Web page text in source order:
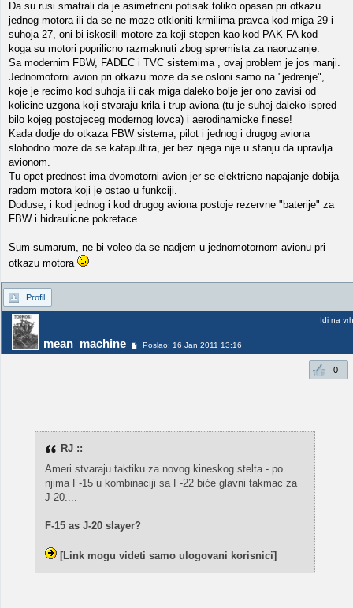
Da su rusi smatrali da je asimetricni potisak toliko opasan pri otkazu
jednog motora ili da se ne moze otkloniti krmilima pravca kod miga 29 i
suhoja 27, oni bi iskosili motore za koji stepen kao kod PAK FA kod
koga su motori poprilicno razmaknuti zbog spremista za naoruzanje.
Sa modernim FBW, FADEC i TVC sistemima , ovaj problem je jos manji.
Jednomotorni avion pri otkazu moze da se osloni samo na "jedrenje",
koje je recimo kod suhoja ili cak miga daleko bolje jer ono zavisi od
kolicine uzgona koji stvaraju krila i trup aviona (tu je suhoj daleko ispred
bilo kojeg postojeceg modernog lovca) i aerodinamicke finese!
Kada dodje do otkaza FBW sistema, pilot i jednog i drugog aviona
slobodno moze da se katapultira, jer bez njega nije u stanju da upravlja
avionom.
Tu opet prednost ima dvomotorni avion jer se elektricno napajanje dobija
radom motora koji je ostao u funkciji.
Doduse, i kod jednog i kod drugog aviona postoje rezervne "baterije" za
FBW i hidraulicne pokretace.
Sum sumarum, ne bi voleo da se nadjem u jednomotornom avionu pri
otkazu motora
Profil
mean_machine Poslao: 16 Jan 2011 13:16
Idi na vrh
0
RJ ::
Ameri stvaraju taktiku za novog kineskog stelta - po
njima F-15 u kombinaciji sa F-22 biće glavni takmac za
J-20....
F-15 as J-20 slayer?
[Link mogu videti samo ulogovani korisnici]